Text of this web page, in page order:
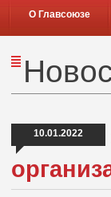
О Главсоюзе
10.01.2022